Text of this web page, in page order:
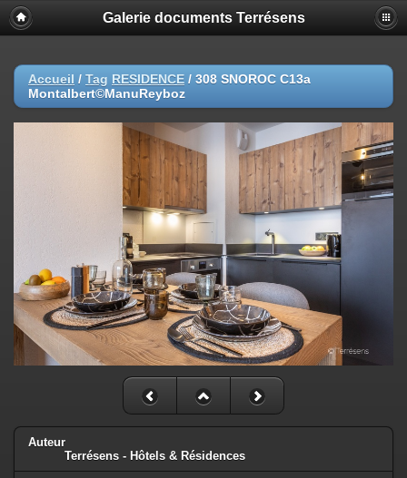
Galerie documents Terrésens
Accueil / Tag RESIDENCE / 308 SNOROC C13a
Montalbert©ManuReyboz
Auteur
Terrésens - Hôtels & Résidences